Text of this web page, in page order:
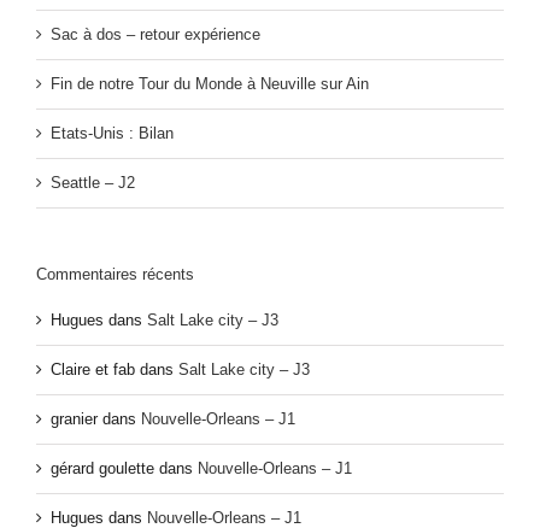
Sac à dos – retour expérience
Fin de notre Tour du Monde à Neuville sur Ain
Etats-Unis : Bilan
Seattle – J2
Commentaires récents
Hugues dans Salt Lake city – J3
Claire et fab dans Salt Lake city – J3
granierdans Nouvelle-Orleans – J1
gérard goulette dans Nouvelle-Orleans – J1
Hugues dans Nouvelle-Orleans – J1